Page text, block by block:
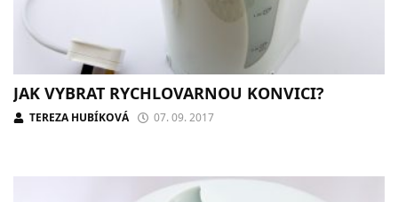
JAK VYBRAT RYCHLOVARNOU KONVICI?
TEREZA HUBÍKOVÁ 07. 09. 2017